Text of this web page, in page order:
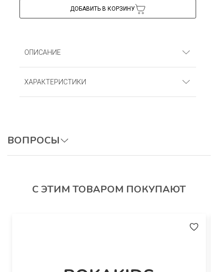
ДОБАВИТЬ В КОРЗИНУ
ОПИСАНИЕ
Водолазка. Кашкорсе (95% хлопок, 5% лайкра)
ХАРАКТЕРИСТИКИ
ВОПРОСЫ
С ЭТИМ ТОВАРОМ ПОКУПАЮТ